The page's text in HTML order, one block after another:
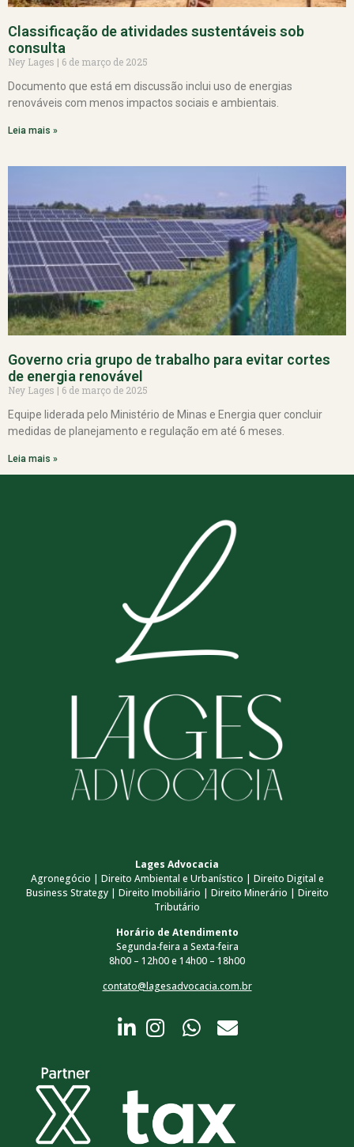
Classificação de atividades sustentáveis sob
consulta
Ney Lages
6 de março de 2025
Documento que está em discussão inclui uso de energias
renováveis com menos impactos sociais e ambientais.
Leia mais »
Governo cria grupo de trabalho para evitar cortes
de energia renovável
Ney Lages
6 de março de 2025
Equipe liderada pelo Ministério de Minas e Energia quer concluir
medidas de planejamento e regulação em até 6 meses.
Leia mais »
Lages Advocacia
Agronegócio | Direito Ambiental e Urbanístico | Direito Digital e
Business Strategy | Direito Imobiliário | Direito Minerário | Direito
Tributário
Horário de Atendimento
Segunda-feira a Sexta-feira
8h00 – 12h00 e 14h00 – 18h00
contato@lagesadvocacia.com.br